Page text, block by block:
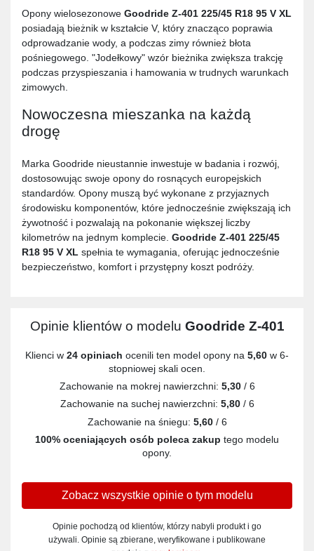
Opony wielosezonowe Goodride Z-401 225/45 R18 95 V XL
posiadają bieżnik w kształcie V, który znacząco poprawia
odprowadzanie wody, a podczas zimy również błota
pośniegowego. "Jodełkowy" wzór bieżnika zwiększa trakcję
podczas przyspieszania i hamowania w trudnych warunkach
zimowych.
Nowoczesna mieszanka na każdą
drogę
Marka Goodride nieustannie inwestuje w badania i rozwój,
dostosowując swoje opony do rosnących europejskich
standardów. Opony muszą być wykonane z przyjaznych
środowisku komponentów, które jednocześnie zwiększają ich
żywotność i pozwalają na pokonanie większej liczby
kilometrów na jednym komplecie. Goodride Z-401 225/45
R18 95 V XL spełnia te wymagania, oferując jednocześnie
bezpieczeństwo, komfort i przystępny koszt podróży.
Opinie klientów o modelu Goodride Z-401
Klienci w 24 opiniach ocenili ten model opony na 5,60 w 6-
stopniowej skali ocen.
Zachowanie na mokrej nawierzchni: 5,30/ 6
Zachowanie na suchej nawierzchni: 5,80/ 6
Zachowanie na śniegu: 5,60/ 6
100% oceniających osób poleca zakup tego modelu
opony.
Zobacz wszystkie opinie o tym modelu
Opinie pochodzą od klientów, którzy nabyli produkt i go
używali. Opinie są zbierane, weryfikowane i publikowane